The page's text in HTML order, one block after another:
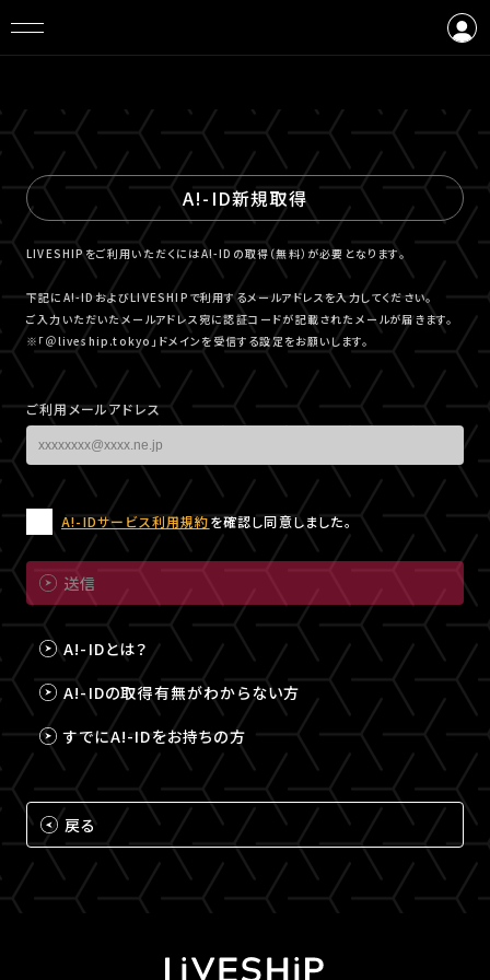
A!-ID新規取得
LIVESHIPをご利用いただくにはA!-IDの取得（無料）が必要となります。
下記にA!-IDおよびLIVESHIPで利用するメールアドレスを入力してください。
ご入力いただいたメールアドレス宛に認証コードが記載されたメールが届きます。
※「＠liveship.tokyo」ドメインを受信する設定をお願いします。
ご利用メールアドレス
A!-IDサービス利用規約を確認し同意しました。
送信
A!-IDとは？
A!-IDの取得有無がわからない方
すでにA!-IDをお持ちの方
戻る